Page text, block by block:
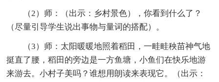
（2）师：（出示：乡村景色），你看到什么了？
（尽量引导学生说出事物与量词的搭配）。
（3）师：太阳暖暖地照着稻田，一畦畦秧苗神气地
挺直了腰，稻田的旁边是一方鱼塘，小鱼们在快乐地游
来游去。小村子美吗？谁想用朗读来表现它。（出示：